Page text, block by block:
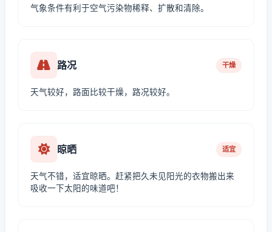
气象条件有利于空气污染物稀释、扩散和清除。
路况 干燥
天气较好，路面比较干燥，路况较好。
晾晒 适宜
天气不错，适宜晾晒。赶紧把久未见阳光的衣物搬出来
吸收一下太阳的味道吧！